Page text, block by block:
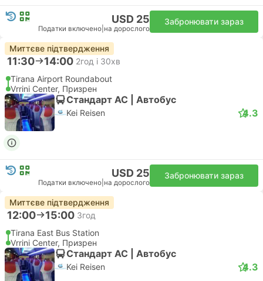
USD 25
Податки включено на дорослого
Забронювати зараз
Миттєве підтвердження
11:30 14:00 2год і 30хв
Tirana Airport Roundabout
Vrrini Center, Призрен
Стандарт АС | Автобус
Kei Reisen 4.3
USD 25
Податки включено на дорослого
Забронювати зараз
Миттєве підтвердження
12:00 15:00 3год
Tirana East Bus Station
Vrrini Center, Призрен
Стандарт АС | Автобус
Kei Reisen 4.3